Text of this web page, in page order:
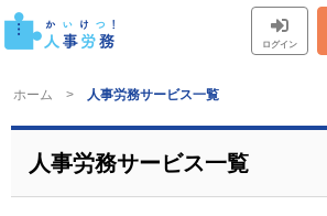
ログイン
ホーム 人事労務サービス一覧
人事労務サービス一覧